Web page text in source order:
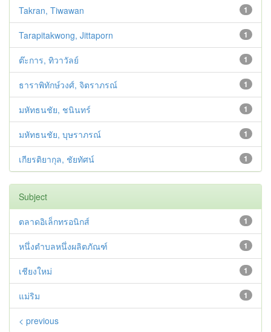
1
Takran, Tiwawan
1
Tarapitakwong, Jittaporn
1
ต๊ะการ, ทิวาวัลย์
1
ธาราพิทักษ์วงศ์, จิตราภรณ์
1
มหัทธนชัย, ชนินทร์
1
มหัทธนชัย, บุษราภรณ์
1
เกียรติยากุล, ชัยทัศน์
Subject
1
ตลาดอิเล็กทรอนิกส์
1
หนึ่งตำบลหนึ่งผลิตภัณฑ์
1
เชียงใหม่
1
แม่ริม
< previous